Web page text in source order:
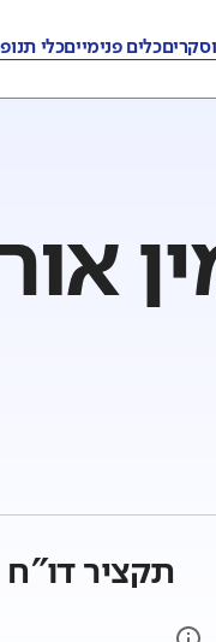
כלים פנימייםכלי
תקציר דו"ח